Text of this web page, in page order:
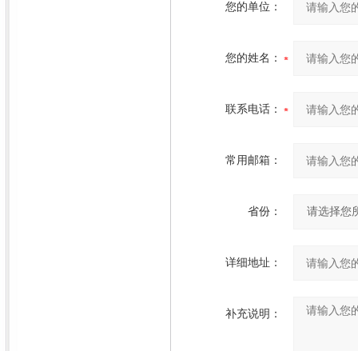
您的单位：
您的姓名：
联系电话：
常用邮箱：
省份：
详细地址：
补充说明：